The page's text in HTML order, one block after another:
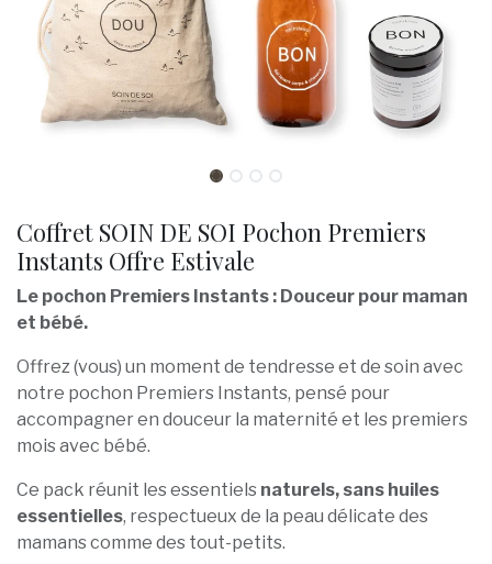
Coffret SOIN DE SOI Pochon Premiers
Instants Offre Estivale
Le pochon Premiers Instants : Douceur pour maman
et bébé.
Offrez (vous) un moment de tendresse et de soin avec
notre pochon Premiers Instants, pensé pour
accompagner en douceur la maternité et les premiers
mois avec bébé.
Ce pack réunit les essentiels naturels, sans huiles
essentielles, respectueux de la peau délicate des
mamans comme des tout-petits.